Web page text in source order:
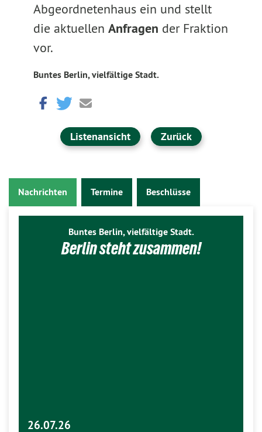
Abgeordnetenhaus ein und stellt
die aktuellen Anfragen der Fraktion
vor.
Buntes Berlin, vielfältige Stadt.
Listenansicht Zurück
Nachrichten Termine Beschlüsse
Buntes Berlin, vielfältige Stadt.
Berlin steht zusammen!
26.07.26